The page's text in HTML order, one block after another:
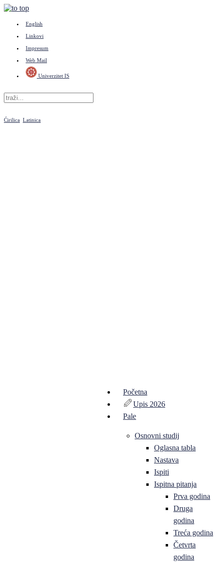
English
Linkovi
Impresum
Web Mail
Univerzitet IS
Ćirilica Latinica
Početna
Upis 2026
Pale
Osnovni studij
Oglasna tabla
Nastava
Ispiti
Ispitna pitanja
Prva godina
Druga
godina
Treća godina
Četvrta
godina